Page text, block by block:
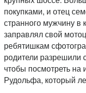
покупками, и отец
странного мужчину в
заправлял свой
ребятишкам
родители разрешили
чтобы посмотреть на
Рудольфа, который